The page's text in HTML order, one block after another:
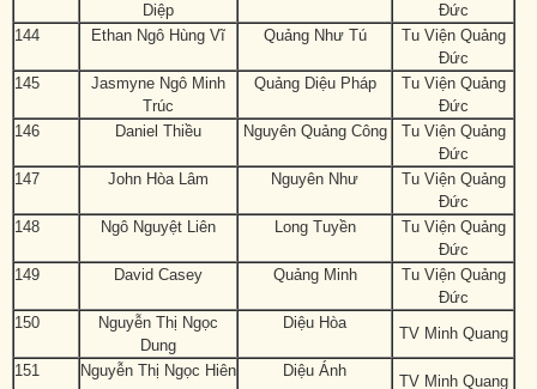
Diệp
Đức
144
Ethan Ngô Hùng Vĩ Quảng Như Tú
Tu Viện Quảng
Đức
145
Jasmyne Ngô Minh
Trúc
Quảng Diệu Pháp
Tu Viện Quảng
Đức
146
Daniel Thiều Nguyên Quảng Công
Tu Viện Quảng
Đức
147
John Hòa Lâm Nguyên Như
Tu Viện Quảng
Đức
148
Ngô Nguyệt Liên Long Tuyền
Tu Viện Quảng
Đức
149
David Casey Quảng Minh
Tu Viện Quảng
Đức
150
Nguyễn Thị Ngọc
Dung
Diệu Hòa
TV Minh Quang
151 Nguyễn Thị Ngọc Hiên Diệu Ánh
TV Minh Quang